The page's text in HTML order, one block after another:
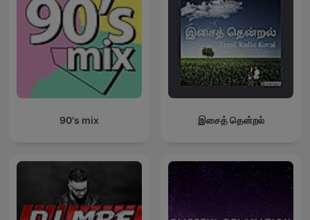
90's mix இசைத் தென்றல்